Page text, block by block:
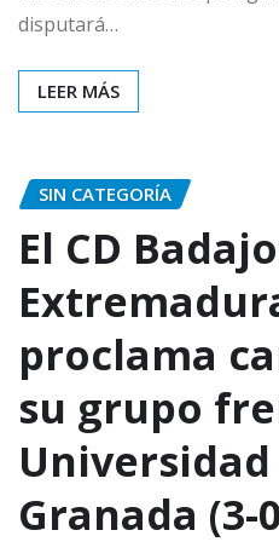
disputará…
LEER MÁS
SIN CATEGORÍA
El CD
proclama
su grupo
Universidad
Granada (3-